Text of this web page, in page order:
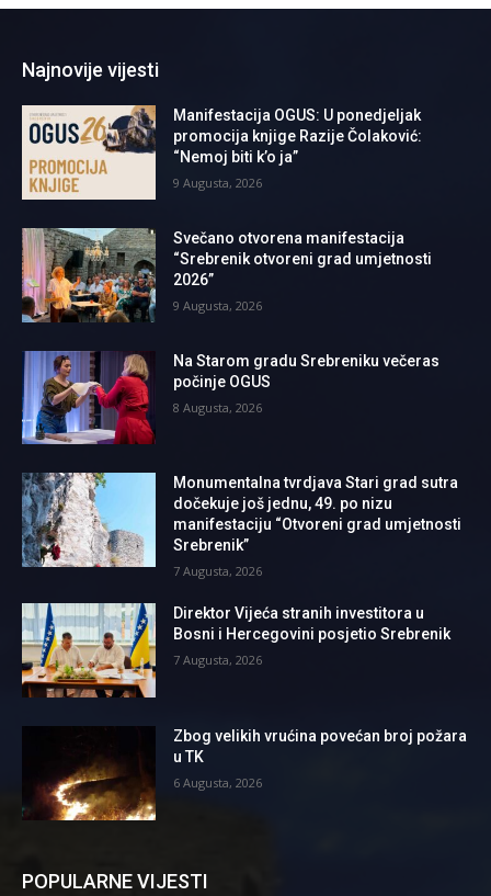
Najnovije vijesti
Manifestacija OGUS: U ponedjeljak
promocija knjige Razije Čolaković:
“Nemoj biti k’o ja”
9 Augusta, 2026
Svečano otvorena manifestacija
“Srebrenik otvoreni grad umjetnosti
2026”
9 Augusta, 2026
Na Starom gradu Srebreniku večeras
počinje OGUS
8 Augusta, 2026
Monumentalna tvrdjava Stari grad sutra
dočekuje još jednu, 49. po nizu
manifestaciju “Otvoreni grad umjetnosti
Srebrenik”
7 Augusta, 2026
Direktor Vijeća stranih investitora u
Bosni i Hercegovini posjetio Srebrenik
7 Augusta, 2026
Zbog velikih vrućina povećan broj požara
u TK
6 Augusta, 2026
POPULARNE VIJESTI